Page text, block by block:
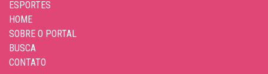
ESPORTES
HOME
SOBRE O PORTAL
BUSCA
CONTATO